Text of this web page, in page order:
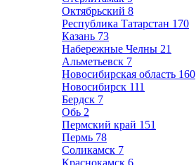
Октябрьский 8
Республика Татарстан 170
Казань 73
Набережные Челны 21
Альметьевск 7
Новосибирская область 160
Новосибирск 111
Бердск 7
Обь 2
Пермский край 151
Пермь 78
Соликамск 7
Краснокамск 6